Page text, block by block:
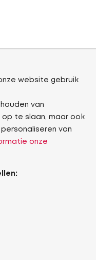
website gebruik
van
te slaan, maar ook
van
onze